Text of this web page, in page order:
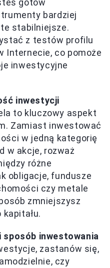
gotów
bardziej
stabilniejsze.
z testów profilu
Internecie, co pomoże
inwestycyjne
inwestycji
to kluczowy aspekt
Zamiast inwestować
w jedną kategorię
w akcje, rozważ
różne
obligacje, fundusze
czy metale
zmniejszysz
sposób inwestowania
zastanów się,
czy